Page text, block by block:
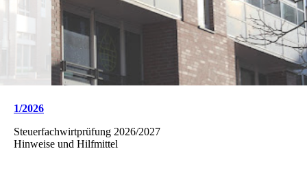
1/2026
Steuerfachwirtprüfung 2026/2027
Hinweise und Hilfmittel